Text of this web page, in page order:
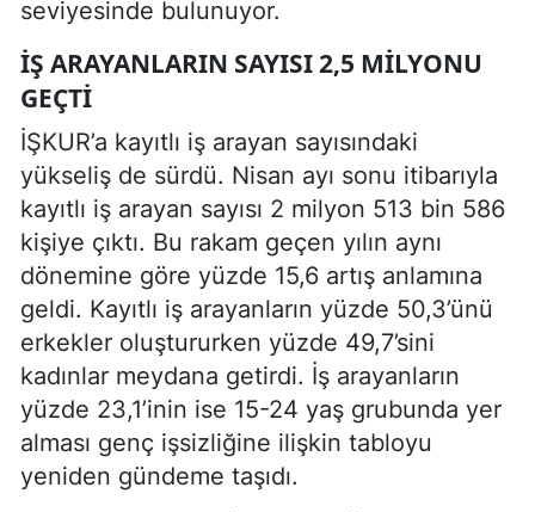
seviyesinde bulunuyor.
İŞ ARAYANLARIN SAYISI 2,5 MILYONU
GEÇTI
İŞKUR’a kayıtlı iş arayan sayısındaki
yükseliş de sürdü. Nisan ayı sonu itibarıyla
kayıtlı iş arayan sayısı 2 milyon 513 bin 586
kişiye çıktı. Bu rakam geçen yılın aynı
dönemine göre yüzde 15,6 artış anlamına
geldi. Kayıtlı iş arayanların yüzde 50,3’ünü
erkekler oluştururken yüzde 49,7’sini
kadınlar meydana getirdi. İş arayanların
yüzde 23,1’inin ise 15-24 yaş grubunda yer
alması genç işsizliğine ilişkin tabloyu
yeniden gündeme taşıdı.